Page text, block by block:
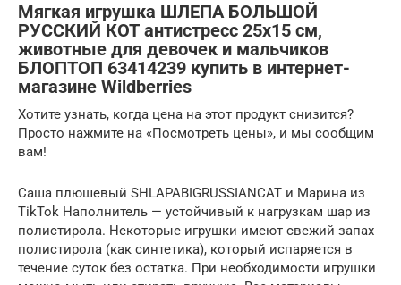
Мягкая игрушка ШЛЕПА БОЛЬШОЙ
РУССКИЙ КОТ антистресс 25х15 см,
животные для девочек и мальчиков
БЛОПТОП 63414239 купить в интернет-
магазине Wildberries
Хотите узнать, когда цена на этот продукт снизится?
Просто нажмите на «Посмотреть цены», и мы сообщим
вам!
Саша плюшевый SHLAPABIGRUSSIANCAT и Марина из
TikTok Наполнитель — устойчивый к нагрузкам шар из
полистирола. Некоторые игрушки имеют свежий запах
полистирола (как синтетика), который испаряется в
течение суток без остатка. При необходимости игрушки